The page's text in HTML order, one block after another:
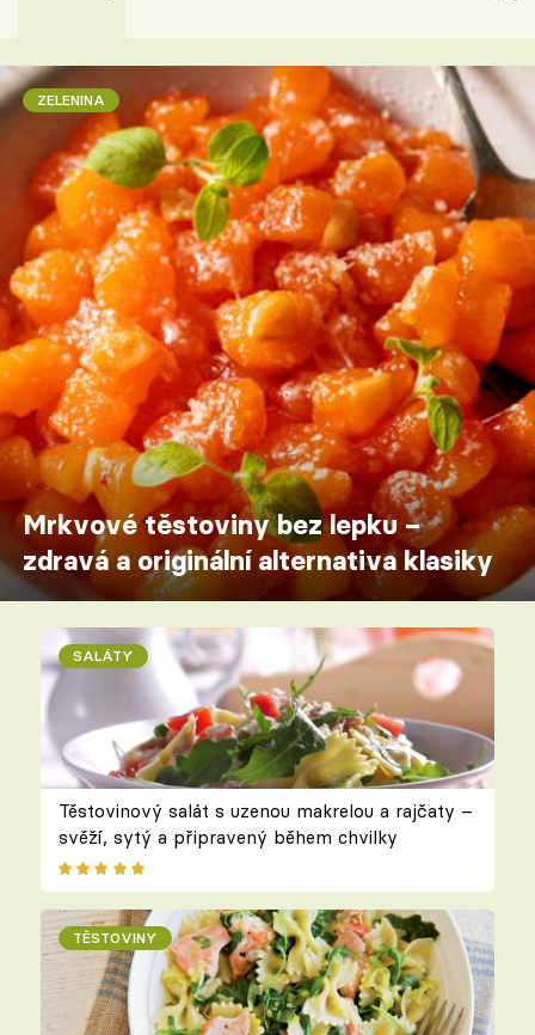
ZELENINA
Mrkvové těstoviny bez lepku –
zdravá a originální alternativa klasiky
SALÁTY
Těstovinový salát s uzenou makrelou a rajčaty –
svěží, sytý a připravený během chvilky
TĚSTOVINY